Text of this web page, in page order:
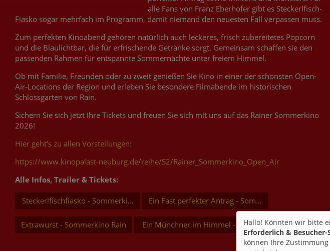
alle Fans von Franz Eberhofer gibt es Steckerlfisch-
Fiasko sogar mehrfach im Programm, damit niemand den neuesten Fall verpassen muss.
Zum perfekten Kinoabend gehören natürlich auch leckeres, frisch zubereitetes Popcorn
und die Blaulichtbar, die für erfrischende Getränke sorgt. Gemeinsam schaffen sie den
passenden Rahmen für entspannte Sommernächte unter freiem Himmel.
Ob mit Familie, Freunden oder zu zweit genießen Sie Kino in einer der schönsten Open-
Air-Locations der Region und erleben Sie besondere Filmabende im historischen
Schlossgarten von Rain.
Sichern Sie sich jetzt Ihre Tickets und freuen Sie sich mit uns auf das Rainer Sommerkino
2026!
Hier geht's zu allen Vorstellungen:
https://www.kinopalast-neuburg.de/reihe/S2/Rainer_Sommerkino_Open_Air
Alle Infos, Trailer & Tickets:
Steckerlfischfiasko - Sommerkino RainEin Fast perfekter Antrag - Sommerkino Rain
Extrawurst - Sommerkino Rain Ein Münchner im Himmel - Sommerkino Rain
Hallo! Könnten wir bitte
Erforderlich &
können Ihre